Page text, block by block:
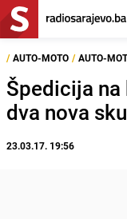
/ AUTO-MOTO / AUTO-
Špedicija
dva nova
23.03.17. 19:56